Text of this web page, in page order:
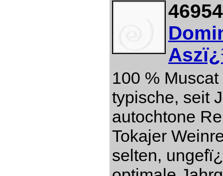
100 %
typische, seit
autochtone
Tokajer
selten,